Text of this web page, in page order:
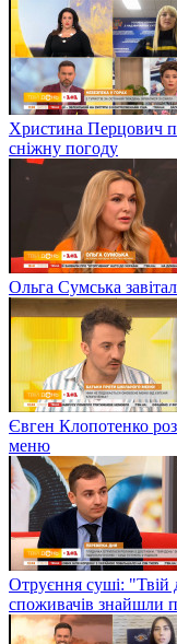
Христина Перцович
сніжну погоду
Ольга Сумська
Євген Клопотенко
меню
Отруєння суші: "Твій
споживачів знайшли